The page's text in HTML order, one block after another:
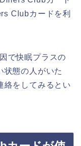
Clubカードを利
で快眠プラスの
態の人がいた
絡をしてみるとい